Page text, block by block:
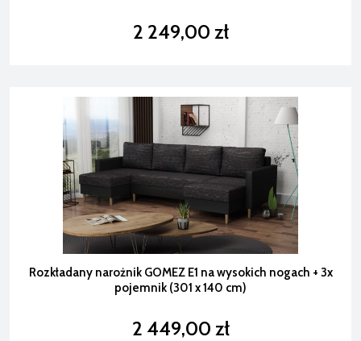
2 249,00 zł
Rozkładany narożnik GOMEZ E1 na wysokich nogach + 3x
pojemnik (301 x 140 cm)
2 449,00 zł